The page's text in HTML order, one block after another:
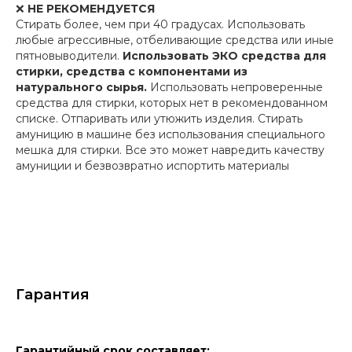
❌ НЕ РЕКОМЕНДУЕТСЯ
Стирать более, чем при 40 градусах. Использовать
любые агрессивные, отбеливающие средства или иные
пятновыводители. Использовать ЭКО средства для
стирки, средства с компонентами из
натурального сырья. Использовать непроверенные
средства для стирки, которых нет в рекомендованном
списке. Отпаривать или утюжить изделия. Стирать
амуницию в машине без использования специального
мешка для стирки. Все это может навредить качеству
амуниции и безвозвратно испортить материалы
Гарантия